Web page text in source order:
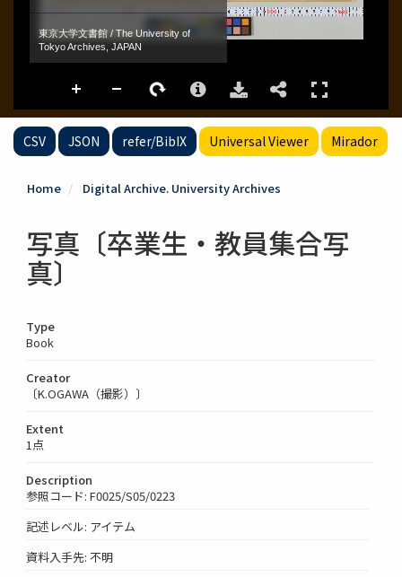
CSV JSON refer/BibIX Universal Viewer Mirador
Home Digital Archive. University Archives
写真〔卒業生・教員集合写
真〕
Type
Book
Creator
〔K.OGAWA（撮影）〕
Extent
1点
Description
参照コード: F0025/S05/0223
記述レベル: アイテム
資料入手先: 不明